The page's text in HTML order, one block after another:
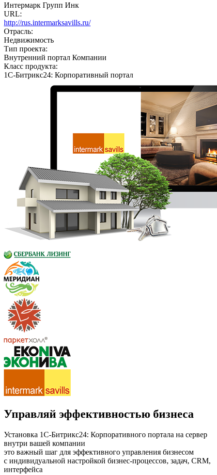
Интермарк Групп Инк
URL:
http://rus.intermarksavills.ru/
Отрасль:
Недвижимость
Тип проекта:
Внутренний портал Компании
Класс продукта:
1С-Битрикс24: Корпоративный портал
Управляй эффективностью бизнеса
Установка 1С-Битрикс24: Корпоративного портала на сервер
внутри вашей компании
это важный шаг для эффективного управления бизнесом
с индивидуальной настройкой бизнес-процессов, задач, CRM,
интерфейса